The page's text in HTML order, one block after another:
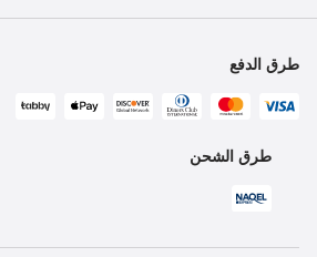
طرق الدفع
طرق الشحن